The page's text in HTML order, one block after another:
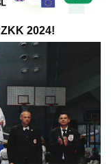
2024!